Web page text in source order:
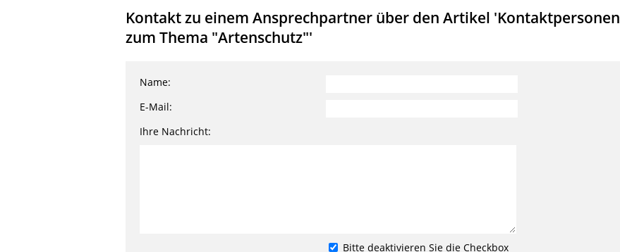
Kontakt zu einem Ansprechpartner über den Artikel 'Kontaktpersonen
zum Thema "Artenschutz"'
Name:
E-Mail:
Ihre Nachricht:
Bitte deaktivieren Sie die Checkbox